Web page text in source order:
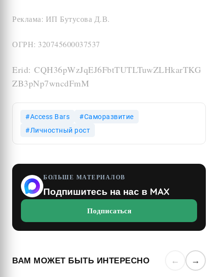
Реклама: ИП Бутусова Д.В.
ОГРН: 320745600037537
Erid: CQH36pWzJqEJ6FbtTUTLTuwZLHkarTKG
ZB3pNp7wncdFmM
Access Bars
Саморазвитие
Личностный рост
БОЛЬШЕ МАТЕРИАЛОВ
Подпишитесь на нас в MAX
Подписаться
ВАМ МОЖЕТ БЫТЬ ИНТЕРЕСНО ← →